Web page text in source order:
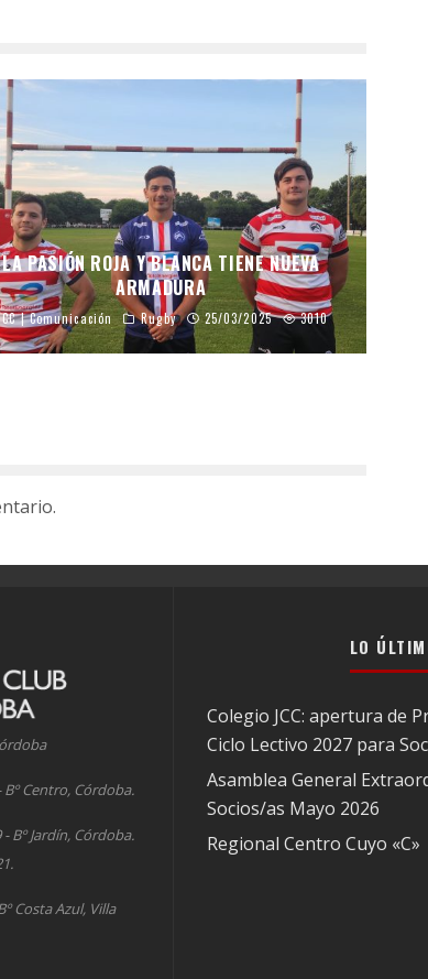
LA PASIÓN ROJA Y BLANCA TIENE NUEVA
ARMADURA
| Comunicación Rugby 25/03/2025 3010
Bº Centro, Córdoba.
Bº Jardín, Córdoba.
Costa Azul, Villa
LO
Colegio JCC: apertura de
Ciclo Lectivo 2027 para
Asamblea General
Socios/as Mayo 2026
Regional Centro Cuyo «C»